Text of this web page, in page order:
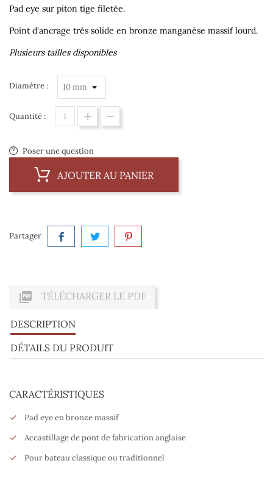
Pad eye sur piton tige filetée.
Point d'ancrage très solide en bronze manganèse massif lourd.
Plusieurs tailles disponibles
Diamètre :
Quantité :
Poser une question
AJOUTER AU PANIER
Partager
 TÉLÉCHARGER LE PDF
DESCRIPTION
DÉTAILS DU PRODUIT
CARACTÉRISTIQUES
Pad eye en bronze massif
Accastillage de pont de fabrication anglaise
Pour bateau classique ou traditionnel